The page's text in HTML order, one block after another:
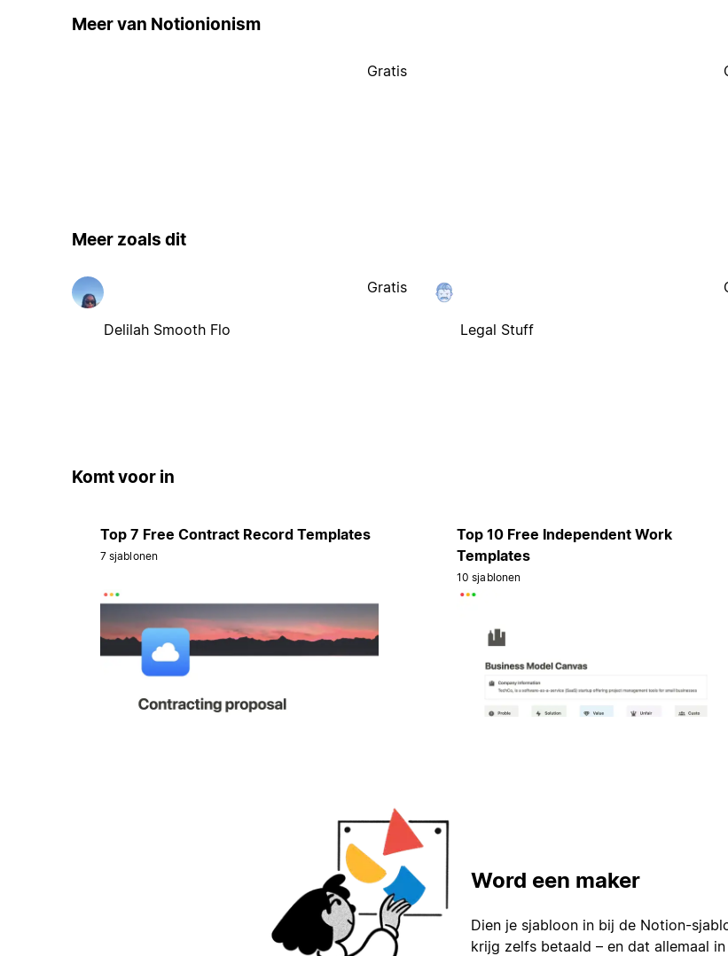
Meer van Notionionism
Gratis
Meer zoals dit
Delilah Smooth Flo
Gratis
Legal Stuff
Komt voor in
Top 7 Free Contract Record Templates
7 sjablonen
Top 10 Free Independent Work
Templates
10 sjablonen
Word een maker
Dien je sjabloon in bij de Notion-
krijg zelfs betaald – en dat allemaal